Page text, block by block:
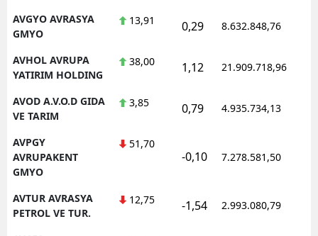
AVGYO AVRASYA
GMYO
13,91 0,29 8.632.848,76
AVHOL AVRUPA
YATIRIM HOLDING
38,00 1,12 21.909.718,96
AVOD A.V.O.D GIDA
VE TARIM
3,85 0,79 4.935.734,13
AVPGY
AVRUPAKENT
GMYO
51,70
-0,10 7.278.581,50
AVTUR AVRASYA
PETROL VE TUR.
12,75 -1,54 2.993.080,79